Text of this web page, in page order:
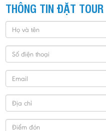
THÔNG TIN ĐẶT TOUR